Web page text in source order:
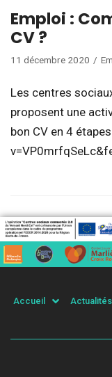
Emploi :
CV ?
11 décembre 2020
Les centres
proposent une
bon CV en 4
Accueil Actualités